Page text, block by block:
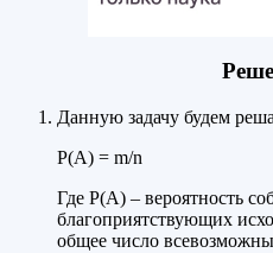
Данную задачу будем
Р(А) = m/n
Где Р(А) – вероятность
благоприятствующих
общее число